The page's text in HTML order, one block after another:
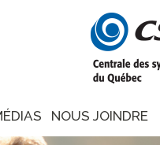
NOUS JOINDRE